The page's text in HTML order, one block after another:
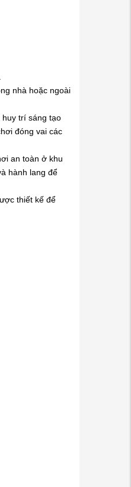
nhà hoặc ngoài
trí sáng tạo
đóng vai các
an toàn ở khu
hành lang để
thiết kế để